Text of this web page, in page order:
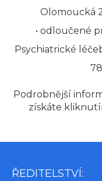
Olomoucká
• odloučené
Psychiatrické
Podrobnější
získáte
ŘEDITELSTVÍ: